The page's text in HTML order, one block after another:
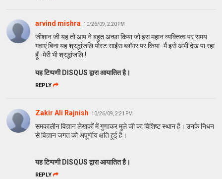
arvind mishra 10/26/09, 2:20 PM
जीशान जी यह तो आप ने बहुत अच्छा किया जो इस महान व्यक्तित्व पर समय
गवाएं बिना यह श्रद्धांजलि पोस्ट साईंस ब्लॉगर पर किया -मैं इसे अभी देख पा रहा
हूँ -मेरी भी श्रद्धांजलि !
यह टिप्पणी DISQUS द्वारा आयातित है।
REPLY
Zakir Ali Rajnish 10/26/09, 2:21 PM
समकालीन विज्ञान लेखकों में गुणाकर मुले जी का विशिष्ट स्थान है। उनके निधन
से विज्ञान जगत को अपूर्णीय क्षति हुई है।
यह टिप्पणी DISQUS द्वारा आयातित है।
REPLY